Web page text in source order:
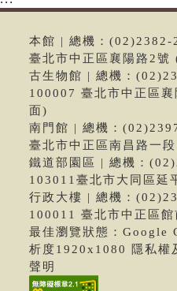
本館 | 總機：(02)2382-
臺北市中正區襄陽路2號
古生物館 | 總機：
100007 臺北市中正區
面)
南門館 | 總機：
臺北市中正區南昌路一段
鐵道部園區 | 總機：
103011臺北市大同區延
行政大樓 | 總機：
100011 臺北市中正區
最佳瀏覽狀態：Google
析度1920x1080 隱私權
聲明